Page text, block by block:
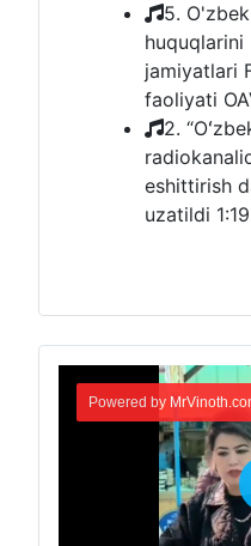
5.
jamiyatlari
faoliyati
2.
eshittirish
uzatildi 1:19